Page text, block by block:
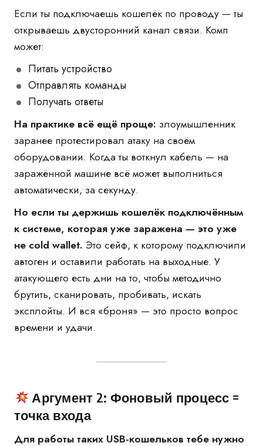
Если ты подключаешь кошелёк по проводу — ты
открываешь двусторонний канал связи. Комп
может:
Питать устройство
Отправлять команды
Получать ответы
На практике всё ещё проще: злоумышленник
заранее протестировал атаку на своём
оборудовании. Когда ты воткнул кабель — на
заражённой машине всё может выполниться
автоматически, за секунду.
Но если ты держишь кошелёк подключённым
к системе, которая уже заражена — это уже
не cold wallet. Это сейф, к которому подключили
автоген и оставили работать на выходные. У
атакующего есть дни на то, чтобы методично
брутить, сканировать, пробивать, искать
эксплойты. И вся «броня» — это просто вопрос
времени и удачи.
Аргумент 2: Фоновый процесс =
точка входа
Для работы таких USB-кошельков тебе нужно